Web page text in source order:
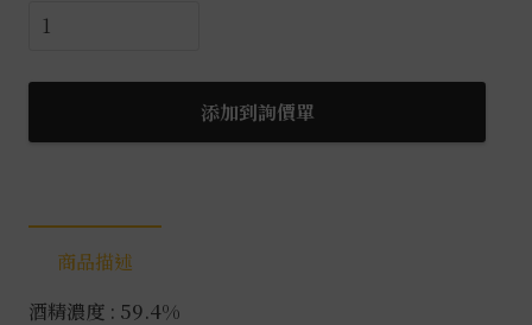
噶
蘭
典
OLOROSO
添加到詢價單
商品描述
酒精濃度 : 59.4%